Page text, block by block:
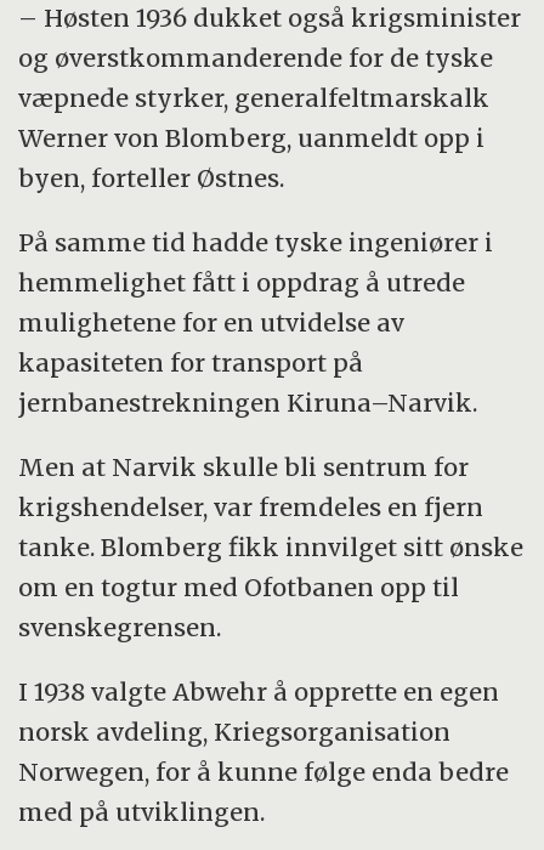
– Høsten 1936 dukket også krigsminister
og øverstkommanderende for de tyske
væpnede styrker, generalfeltmarskalk
Werner von Blomberg, uanmeldt opp i
byen, forteller Østnes.
På samme tid hadde tyske ingeniører i
hemmelighet fått i oppdrag å utrede
mulighetene for en utvidelse av
kapasiteten for transport på
jernbanestrekningen Kiruna–Narvik.
Men at Narvik skulle bli sentrum for
krigshendelser, var fremdeles en fjern
tanke. Blomberg fikk innvilget sitt ønske
om en togtur med Ofotbanen opp til
svenskegrensen.
I 1938 valgte Abwehr å opprette en egen
norsk avdeling, Kriegsorganisation
Norwegen, for å kunne følge enda bedre
med på utviklingen.